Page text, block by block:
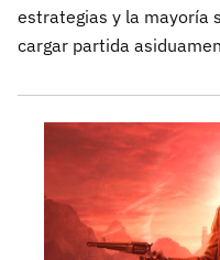
estrategias y la mayoría
cargar partida